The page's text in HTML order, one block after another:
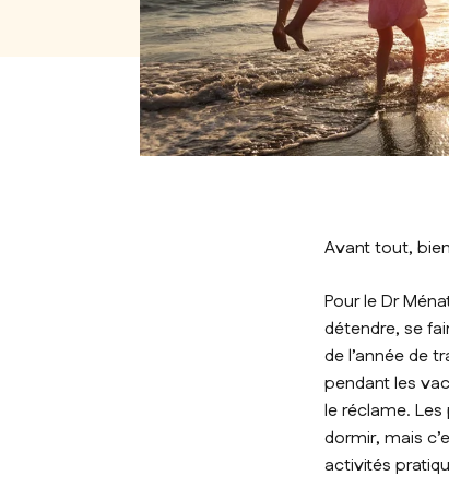
Avant tout,
Pour le Dr
détendre, se
de l’année de
pendant les
le réclame.
dormir, mais
activités